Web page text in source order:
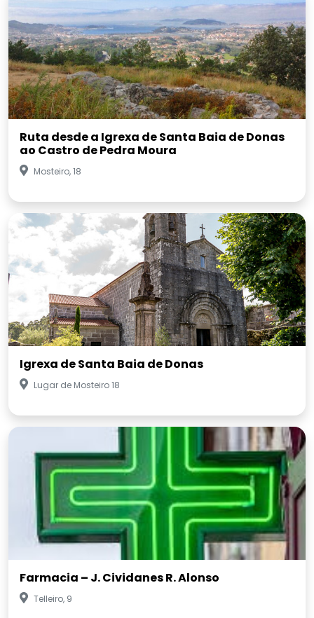
Ruta desde a Igrexa de Santa Baia de Donas
ao Castro de Pedra Moura
Mosteiro, 18
Igrexa de Santa Baia de Donas
Lugar de Mosteiro 18
Farmacia – J. Cividanes R. Alonso
Telleiro, 9